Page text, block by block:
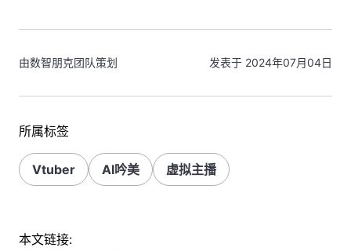
由数智朋克团队策划 发表于 2024年07月04日
所属标签
Vtuber AI吟美 虚拟主播
本文链接: